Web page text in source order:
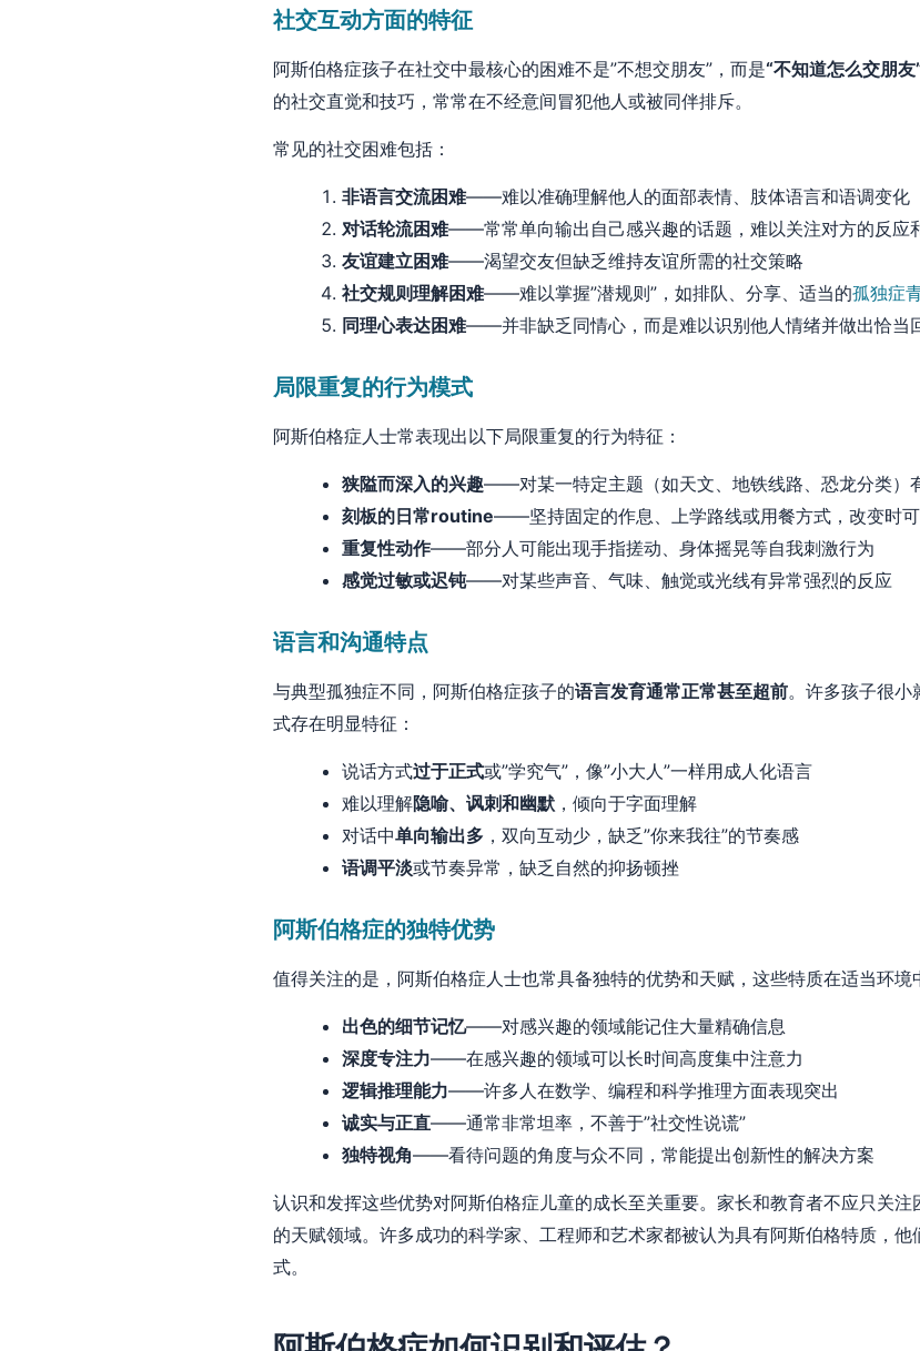
社交互动方面的特征
阿斯伯格症孩子在社交中最核心的困难不是”不想交朋友”，而是“不知道怎么交朋友
的社交直觉和技巧，常常在不经意间冒犯他人或被同伴排斥。
常见的社交困难包括：
非语言交流困难——难以准确理解他人的面部表情、肢体语言和语调变化
对话轮流困难——常常单向输出自己感兴趣的话题，难以关注对方的反应
友谊建立困难——渴望交友但缺乏维持友谊所需的社交策略
社交规则理解困难——难以掌握”潜规则”，如排队、分享、适当的孤独症
同理心表达困难——并非缺乏同情心，而是难以识别他人情绪并做出恰当
局限重复的行为模式
阿斯伯格症人士常表现出以下局限重复的行为特征：
狭隘而深入的兴趣——对某一特定主题（如天文、地铁线路、恐龙分类）
刻板的日常routine——坚持固定的作息、上学路线或用餐方式，改变时
重复性动作——部分人可能出现手指搓动、身体摇晃等自我刺激行为
感觉过敏或迟钝——对某些声音、气味、触觉或光线有异常强烈的反应
语言和沟通特点
与典型孤独症不同，阿斯伯格症孩子的语言发育通常正常甚至超前。许多孩子很小
式存在明显特征：
说话方式过于正式或”学究气”，像”小大人”一样用成人化语言
难以理解隐喻、讽刺和幽默 ，倾向于字面理解
对话中单向输出多 ，双向互动少，缺乏”你来我往”的节奏感
语调平淡或节奏异常，缺乏自然的抑扬顿挫
阿斯伯格症的独特优势
值得关注的是，阿斯伯格症人士也常具备独特的优势和天赋，这些特质在适当环境
出色的细节记忆——对感兴趣的领域能记住大量精确信息
深度专注力——在感兴趣的领域可以长时间高度集中注意力
逻辑推理能力——许多人在数学、编程和科学推理方面表现突出
诚实与正直——通常非常坦率，不善于”社交性说谎”
独特视角——看待问题的角度与众不同，常能提出创新性的解决方案
认识和发挥这些优势对阿斯伯格症儿童的成长至关重要。家长和教育者不应只关
的天赋领域。许多成功的科学家、工程师和艺术家都被认为具有阿斯伯格特质，
式。